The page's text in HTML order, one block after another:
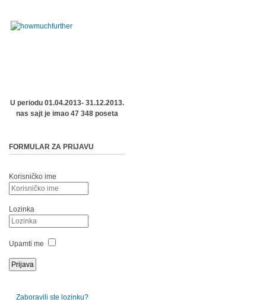
U periodu 01.04.2013- 31.12.2013.
nas sajt je imao 47 348 poseta
FORMULAR ZA PRIJAVU
Korisničko ime
Lozinka
Upamti me
Zaboravili ste lozinku?